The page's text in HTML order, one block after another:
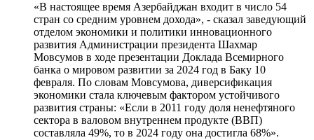
«В настоящее время Азербайджан входит в число 54
стран со средним уровнем дохода», - сказал заведующий
отделом экономики и политики инновационного
развития Администрации президента Шахмар
Мовсумов в ходе презентации Доклада Всемирного
банка о мировом развитии за 2024 год в Баку 10
февраля. По словам Мовсумова, диверсификация
экономики стала ключевым фактором устойчивого
развития страны: «Если в 2011 году доля ненефтяного
сектора в валовом внутреннем продукте (ВВП)
составляла 49%, то в 2024 году она достигла 68%».